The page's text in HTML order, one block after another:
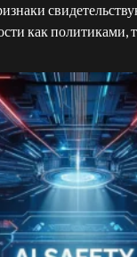
как политиками,